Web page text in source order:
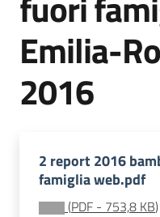
soggiorni
socioeducativi
Formazione
e
Emilia-
2016
2 report 2016
famiglia web.pdf
(PDF - 753,8 KB)